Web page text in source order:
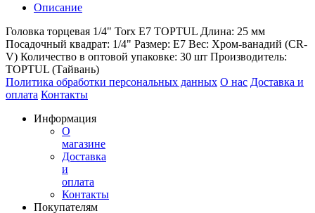
Описание
Головка торцевая 1/4" Torx E7 TOPTUL Длина: 25 мм
Посадочный квадрат: 1/4" Размер: E7 Вес: Хром-ванадий (CR-
V) Количество в оптовой упаковке: 30 шт Производитель:
TOPTUL (Тайвань)
Политика обработки персональных данных О нас Доставка и
оплата Контакты
Информация
О
магазине
Доставка
и
оплата
Контакты
Покупателям